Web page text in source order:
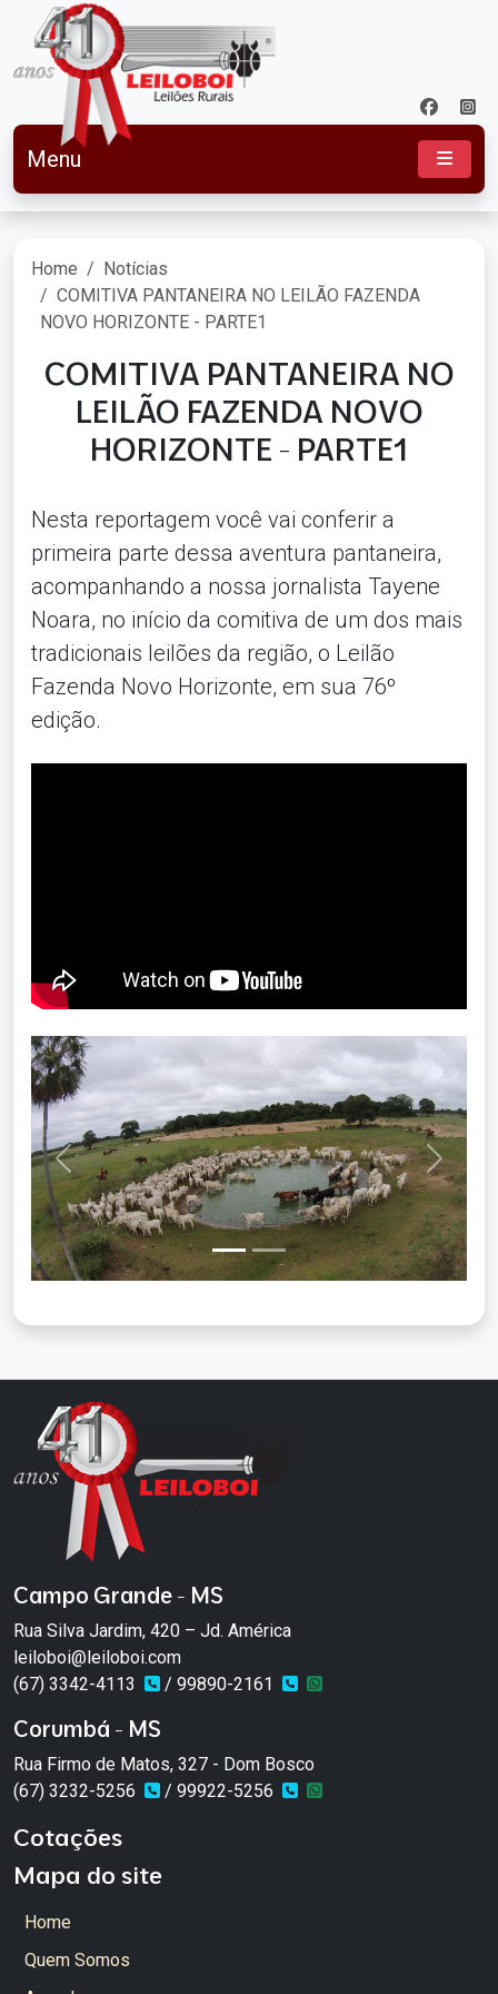
Menu
Home
Notícias
COMITIVA PANTANEIRA NO LEILÃO FAZENDA
NOVO HORIZONTE - PARTE1
COMITIVA PANTANEIRA NO
LEILÃO FAZENDA NOVO
HORIZONTE - PARTE1
Nesta reportagem você vai conferir a
primeira parte dessa aventura pantaneira,
acompanhando a nossa jornalista Tayene
Noara, no início da comitiva de um dos mais
tradicionais leilões da região, o Leilão
Fazenda Novo Horizonte, em sua 76º
edição.
Previous Next
Campo Grande - MS
Rua Silva Jardim, 420 – Jd. América
leiloboi@leiloboi.com
(67) 3342-4113
/ 99890-2161
Corumbá - MS
Rua Firmo de Matos, 327 - Dom Bosco
(67) 3232-5256
/ 99922-5256
Cotações
Mapa do site
Home
Quem Somos